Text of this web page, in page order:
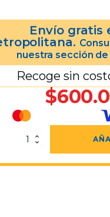
Envío gratis
nuestra sección
Recoge sin
$
Tambo